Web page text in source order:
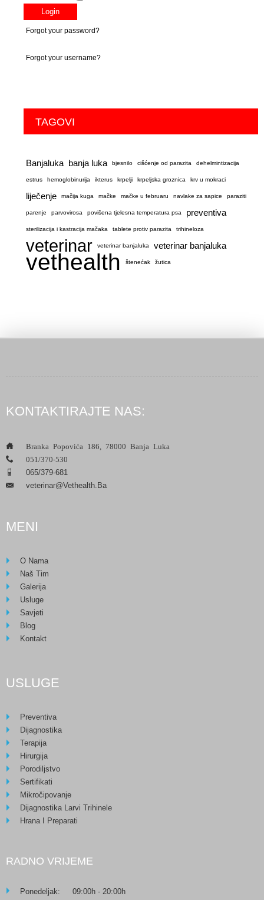
Forgot your password?
Forgot your username?
TAGOVI
Banjaluka banja luka bjesnilo cišćenje od parazita dehelmintizacija
estrus hemoglobinurija ikterus krpelji krpeljska groznica krv u mokraci
liječenje mačija kuga mačke mačke u februaru navlake za sapice paraziti
parenje parvovirosa povišena tjelesna temperatura psa preventiva
sterilizacija i kastracija mačaka tablete protiv parazita trihineloza
veterinar veterinar banjaluka veterinar banjaluka
vethealth štenećak žutica
KONTAKTIRAJTE NAS:
Branka Popovića 186, 78000 Banja Luka
051/370-530
065/379-681
Veterinar@vethealth.ba
MENI
O Nama
Naš Tim
Galerija
Usluge
Savjeti
Blog
Kontakt
USLUGE
Preventiva
Dijagnostika
Terapija
Hirurgija
Porodiljstvo
Sertifikati
Mikročipovanje
Dijagnostika Larvi Trihinele
Hrana I Preparati
RADNO VRIJEME
Ponedeljak: 09:00h - 20:00h